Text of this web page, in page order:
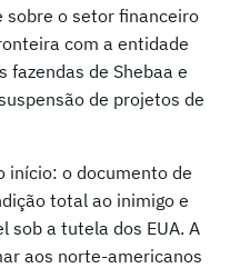
o setor financeiro
com a entidade
fazendas de Shebaa e
de projetos de
início: o documento de
total ao inimigo e
sob a tutela dos EUA. A
aos norte-americanos